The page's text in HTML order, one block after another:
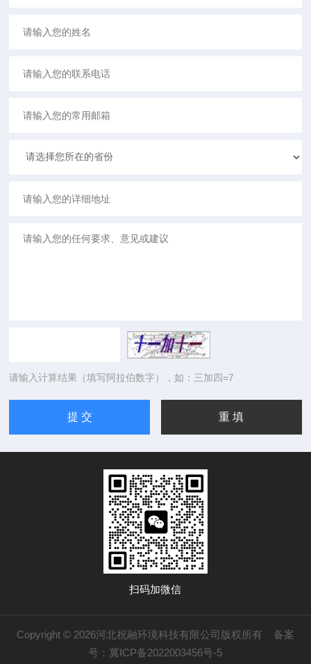
请输入计算结果（填写阿拉伯数字），如：三加四=7
扫码加微信
Copyright © 2026河北祝融环境科技有限公司版权所有 备案
号：冀ICP备2022003456号-5